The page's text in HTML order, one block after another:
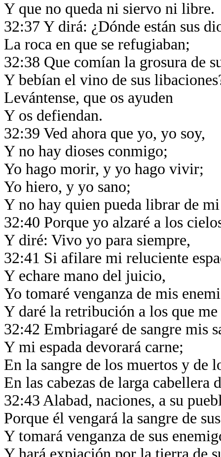
Y que no queda ni siervo ni libre.
32:37 Y dirá: ¿Dónde están sus
La roca en que se refugiaban;
32:38 Que comían la grosura de
Y bebían el vino de sus
Levántense, que os ayuden
Y os defiendan.
32:39 Ved ahora que yo, yo soy,
Y no hay dioses conmigo;
Yo hago morir, y yo hago vivir;
Yo hiero, y yo sano;
Y no hay quien pueda librar de
32:40 Porque yo alzaré a los
Y diré: Vivo yo para siempre,
32:41 Si afilare mi reluciente
Y echare mano del juicio,
Yo tomaré venganza de mis
Y daré la retribución a los que me
32:42 Embriagaré de sangre mis
Y mi espada devorará carne;
En la sangre de los muertos y de
En las cabezas de larga cabellera
32:43 Alabad, naciones, a su
Porque él vengará la sangre de
Y tomará venganza de sus